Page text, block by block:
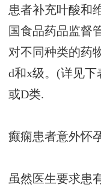
患者补充叶酸和
国食品药品监督
对不同种类的药
d和x级。(详见
或D类.
癫痫患者意外怀
虽然医生要求患